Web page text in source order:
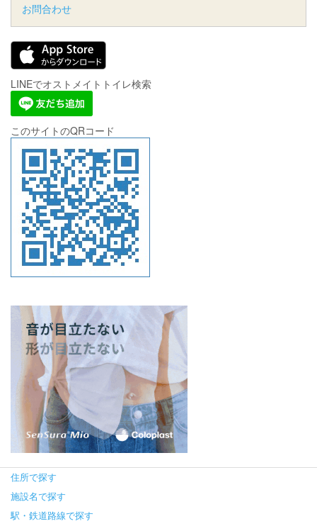
お問合わせ
LINEでオストメイトトイレ検索
このサイトのQRコード
住所で探す
施設名で探す
駅・鉄道路線で探す